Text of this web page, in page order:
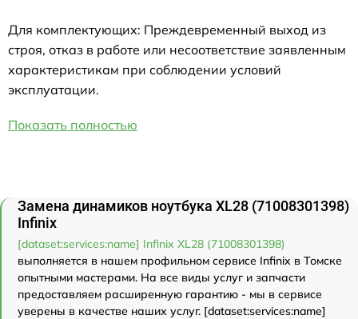
Для комплектующих: Преждевременный выход из
строя, отказ в работе или несоответствие заявленным
характеристикам при соблюдении условий
эксплуатации.
Показать полностью
Замена динамиков ноутбука XL28 (71008301398)
Infinix
[dataset:services:name] Infinix XL28 (71008301398)
выполняется в нашем профильном сервисе Infinix в Томске
опытными мастерами. На все виды услуг и запчасти
предоставляем расширенную гарантию - мы в сервисе
уверены в качестве наших услуг. [dataset:services:name]